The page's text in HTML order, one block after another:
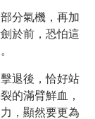
分氣機，再加
於前，恐怕這
退後，恰好站
的滿臂鮮血，
，顯然要更為